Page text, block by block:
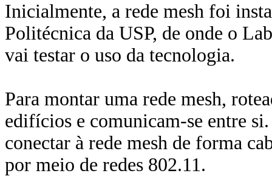
Inicialmente, a rede mesh foi
Politécnica da USP, de onde o
vai testar o uso da tecnologia.
Para montar uma rede mesh,
edifícios e comunicam-se entre
conectar à rede mesh de forma
por meio de redes 802.11.